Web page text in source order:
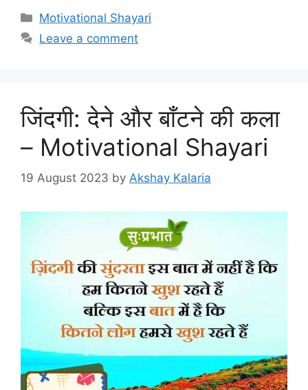
Categories
Motivational Shayari
Leave a comment
जिंदगी: देने और बाँटने की कला
– Motivational Shayari
19 August 2023 by Akshay Kalaria